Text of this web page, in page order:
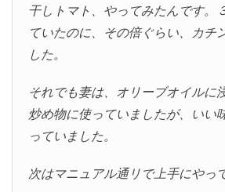
干しトマト、やってみたんです。
ていたのに、その倍ぐらい、カチ
した。
それでも妻は、オリーブオイルに
炒め物に使っていましたが、いい
っていました。
次はマニュアル通リで上手にやっ